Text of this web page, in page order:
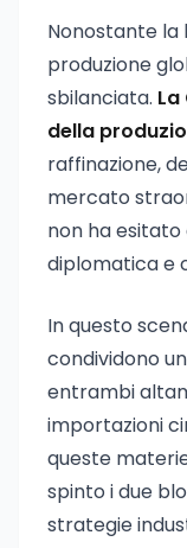
Nonostante
produzione
sbilanciata.
della
raffinazione,
mercato
non ha
diplomatica e
In questo
condividono
entrambi
importazioni
queste
spinto i due
strategie